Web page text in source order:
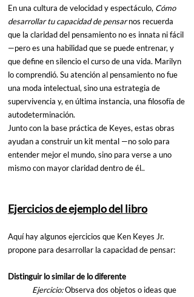
En una cultura de velocidad y espectáculo, Cómo
desarrollar tu capacidad de pensar nos recuerda
que la claridad del pensamiento no es innata ni fácil
—pero es una habilidad que se puede entrenar, y
que define en silencio el curso de una vida. Marilyn
lo comprendió. Su atención al pensamiento no fue
una moda intelectual, sino una estrategia de
supervivencia y, en última instancia, una filosofía de
autodeterminación.
Junto con la base práctica de Keyes, estas obras
ayudan a construir un kit mental —no solo para
entender mejor el mundo, sino para verse a uno
mismo con mayor claridad dentro de él..
Ejercicios de ejemplo del libro
Aquí hay algunos ejercicios que Ken Keyes Jr.
propone para desarrollar la capacidad de pensar:
Distinguir lo similar de lo diferente
Ejercicio: Observa dos objetos o ideas que